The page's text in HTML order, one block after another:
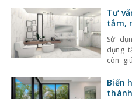
Tư
tắm,
Sử
dụng
còn
người
Biến